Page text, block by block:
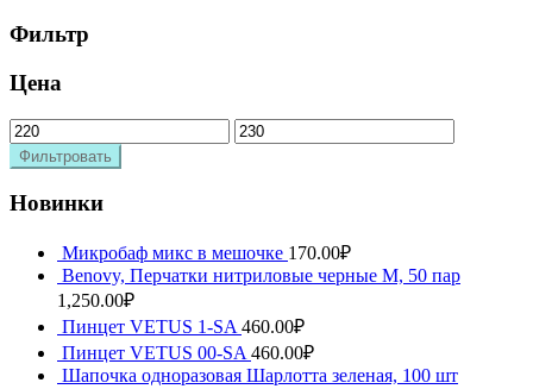
Фильтр
Цена
Фильтровать
Новинки
Микробаф микс в мешочке 170.00₽
Benovy, Перчатки нитриловые черные M, 50 пар
1,250.00₽
Пинцет VETUS 1-SA 460.00₽
Пинцет VETUS 00-SA 460.00₽
Шапочка одноразовая Шарлотта зеленая, 100 шт